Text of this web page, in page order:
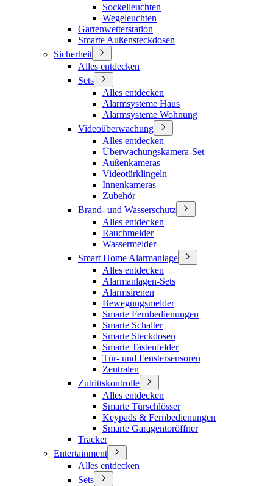
Sockelleuchten
Wegeleuchten
Gartenwetterstation
Smarte Außensteckdosen
Sicherheit
Alles entdecken
Sets
Alles entdecken
Alarmsysteme Haus
Alarmsysteme Wohnung
Videoüberwachung
Alles entdecken
Überwachungskamera-Set
Außenkameras
Videotürklingeln
Innenkameras
Zubehör
Brand- und Wasserschutz
Alles entdecken
Rauchmelder
Wassermelder
Smart Home Alarmanlage
Alles entdecken
Alarmanlagen-Sets
Alarmsirenen
Bewegungsmelder
Smarte Fernbedienungen
Smarte Schalter
Smarte Steckdosen
Smarte Tastenfelder
Tür- und Fenstersensoren
Zentralen
Zutrittskontrolle
Alles entdecken
Smarte Türschlösser
Keypads & Fernbedienungen
Smarte Garagentoröffner
Tracker
Entertainment
Alles entdecken
Sets